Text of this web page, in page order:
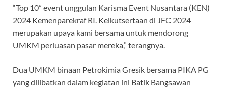
“Top 10” event unggulan Karisma Event Nusantara (KEN)
2024 Kemenparekraf RI. Keikutsertaan di JFC 2024
merupakan upaya kami bersama untuk mendorong
UMKM perluasan pasar mereka,” terangnya.
Dua UMKM binaan Petrokimia Gresik bersama PIKA PG
yang dilibatkan dalam kegiatan ini Batik Bangsawan